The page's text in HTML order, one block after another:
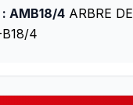
AMB18/4 ARBRE DE
4